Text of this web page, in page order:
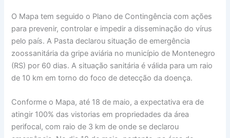
O Mapa tem seguido o Plano de Contingência com ações
para prevenir, controlar e impedir a disseminação do vírus
pelo país. A Pasta declarou situação de emergência
zoossanitária da gripe aviária no município de Montenegro
(RS) por 60 dias. A situação sanitária é válida para um raio
de 10 km em torno do foco de detecção da doença.
Conforme o Mapa, até 18 de maio, a expectativa era de
atingir 100% das vistorias em propriedades da área
perifocal, com raio de 3 km de onde se declarou